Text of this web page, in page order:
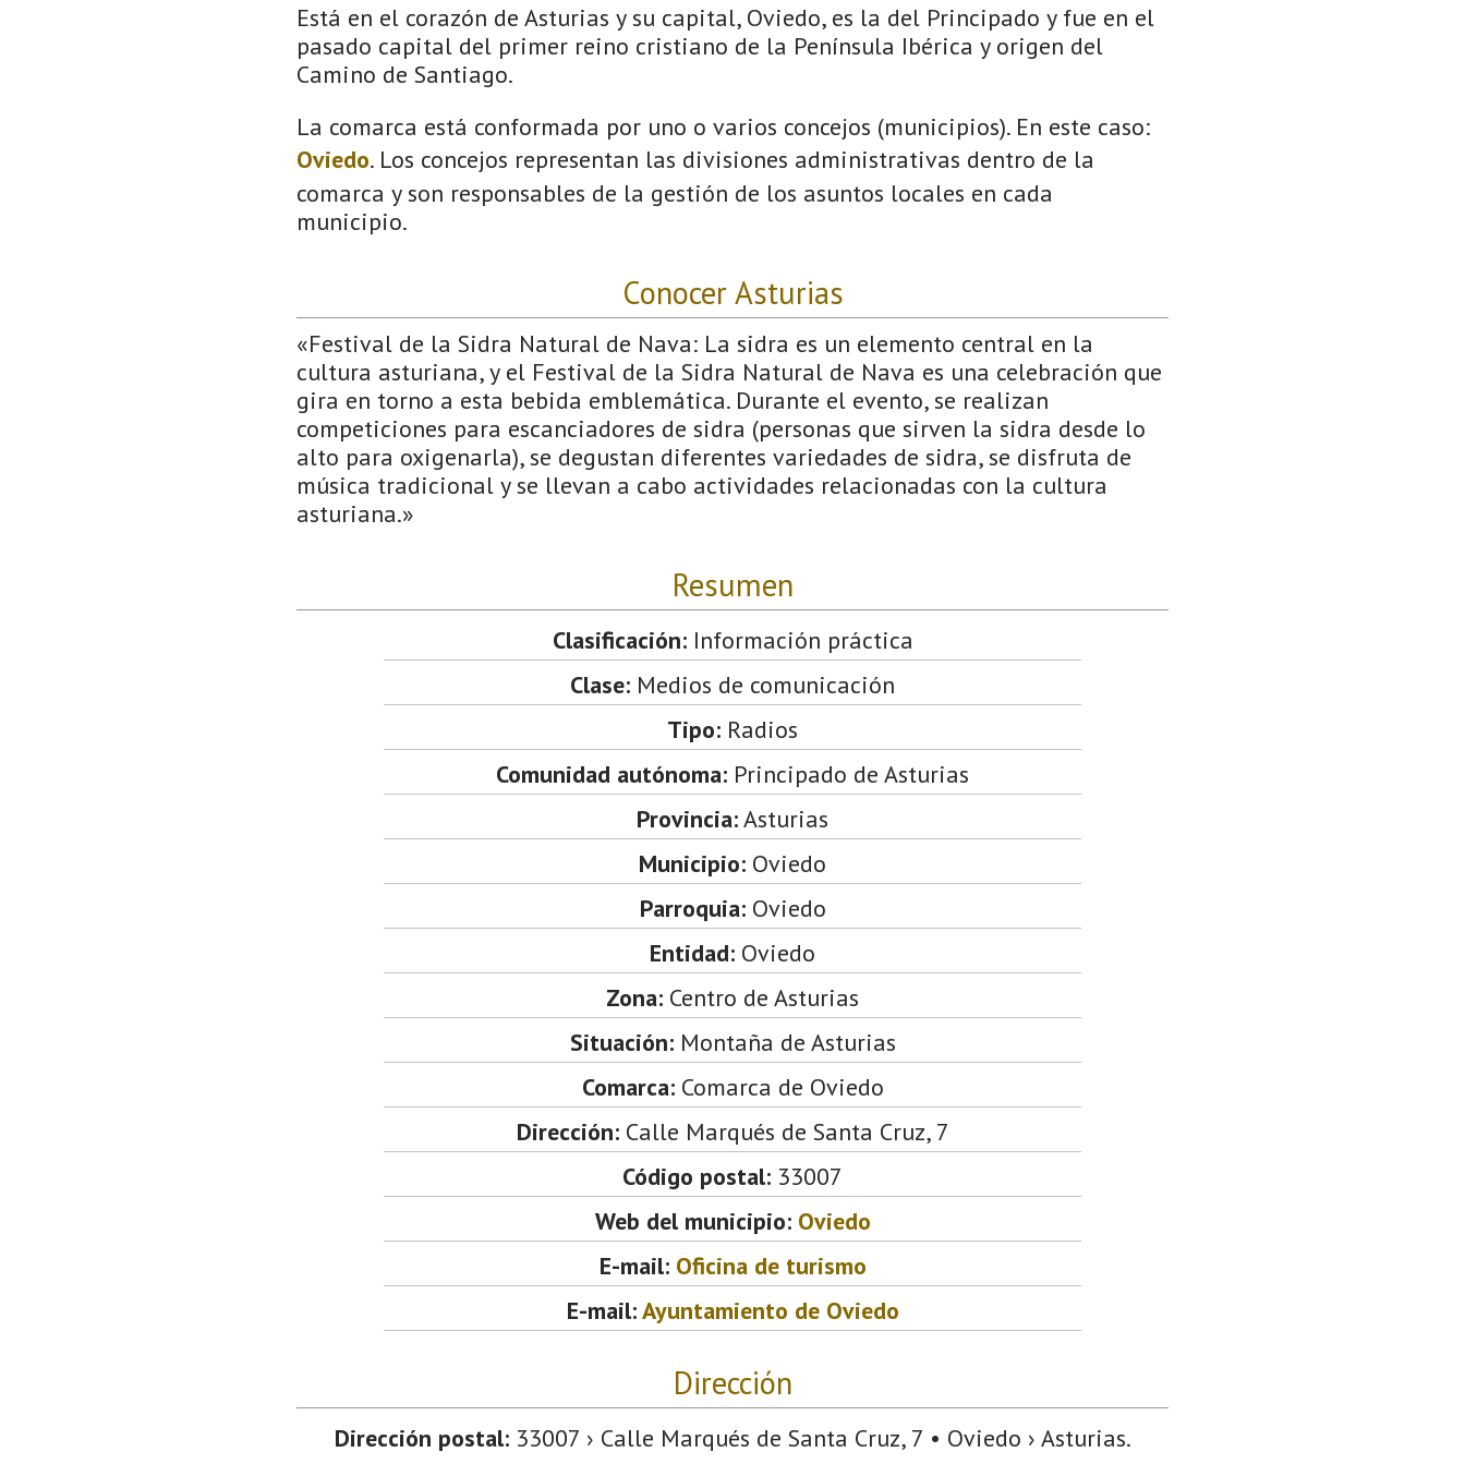
Está en el corazón de Asturias y su capital, Oviedo, es la del Principado y fue en el
pasado capital del primer reino cristiano de la Península Ibérica y origen del
Camino de Santiago.
La comarca está conformada por uno o varios concejos (municipios). En este caso:
Oviedo. Los concejos representan las divisiones administrativas dentro de la
comarca y son responsables de la gestión de los asuntos locales en cada
municipio.
Conocer Asturias
«Festival de la Sidra Natural de Nava: La sidra es un elemento central en la
cultura asturiana, y el Festival de la Sidra Natural de Nava es una celebración que
gira en torno a esta bebida emblemática. Durante el evento, se realizan
competiciones para escanciadores de sidra (personas que sirven la sidra desde lo
alto para oxigenarla), se degustan diferentes variedades de sidra, se disfruta de
música tradicional y se llevan a cabo actividades relacionadas con la cultura
asturiana.»
Resumen
Clasificación:Información práctica
Clase: Medios de comunicación
Tipo: Radios
Comunidad autónoma: Principado de Asturias
Provincia:Asturias
Municipio: Oviedo
Parroquia:Oviedo
Entidad: Oviedo
Zona: Centro de Asturias
Situación:Montaña de Asturias
Comarca:Comarca de Oviedo
Dirección:Calle Marqués de Santa Cruz, 7
Código postal: 33007
Web del municipio: Oviedo
E-mail: Oficina de turismo
E-mail:Ayuntamiento de Oviedo
Dirección
Dirección postal:33007 › Calle Marqués de Santa Cruz, 7 • Oviedo › Asturias.